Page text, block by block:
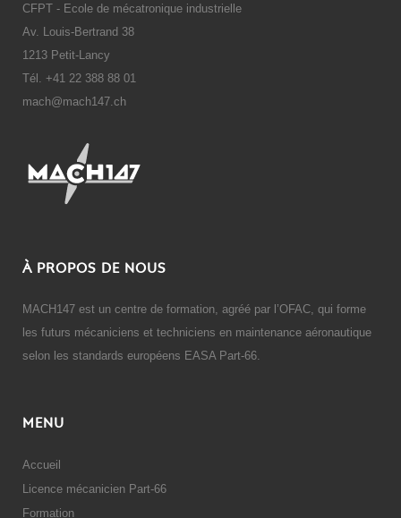
CFPT - Ecole de mécatronique industrielle
Av. Louis-Bertrand 38
1213 Petit-Lancy
Tél. +41 22 388 88 01
mach@mach147.ch
À PROPOS DE NOUS
MACH147 est un centre de formation, agréé par l’OFAC, qui forme
les futurs mécaniciens et techniciens en maintenance aéronautique
selon les standards européens EASA Part-66.
MENU
Accueil
Licence mécanicien Part-66
Formation